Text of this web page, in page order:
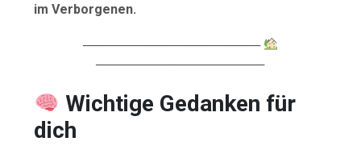
im Verborgenen.
────────────────────
───────────────────
Wichtige Gedanken für
dich